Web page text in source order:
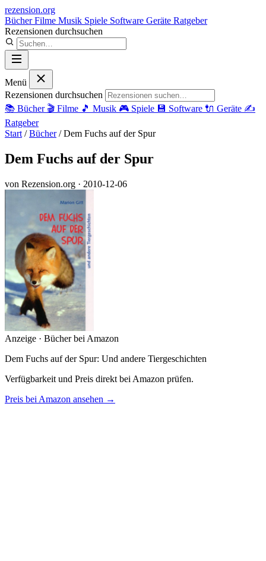
rezension.org
BücherFilme Musik Spiele Software Geräte Ratgeber
Rezensionen durchsuchen
Menü
Rezensionen durchsuchen
📚 Bücher 🎬 Filme 🎵 Musik 🎮 Spiele 💾 Software 🔌 Geräte ✍️
Ratgeber
Start / Bücher / Dem Fuchs auf der Spur
Dem Fuchs auf der Spur
von Rezension.org · 2010-12-06
Anzeige · Bücher bei Amazon
Dem Fuchs auf der Spur: Und andere Tiergeschichten
Verfügbarkeit und Preis direkt bei Amazon prüfen.
Preis bei Amazon ansehen →